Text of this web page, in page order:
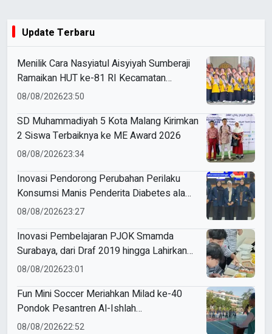
Update Terbaru
Menilik Cara Nasyiatul Aisyiyah Sumberaji
Ramaikan HUT ke-81 RI Kecamatan
Sukodadi
08/08/202623:50
SD Muhammadiyah 5 Kota Malang Kirimkan
2 Siswa Terbaiknya ke ME Award 2026
08/08/202623:34
Inovasi Pendorong Perubahan Perilaku
Konsumsi Manis Penderita Diabetes ala
Mahasiswa Unesa
08/08/202623:27
Inovasi Pembelajaran PJOK Smamda
Surabaya, dari Draf 2019 hingga Lahirkan
Modul Gizi Digital
08/08/202623:01
Fun Mini Soccer Meriahkan Milad ke-40
Pondok Pesantren Al-Ishlah
Sendangagung
08/08/202622:52